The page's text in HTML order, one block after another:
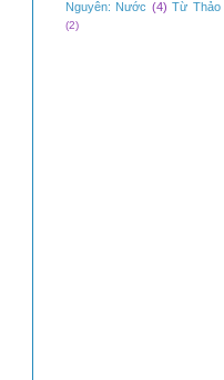
Nguyên: Nước (4) Từ Thảo
(2)